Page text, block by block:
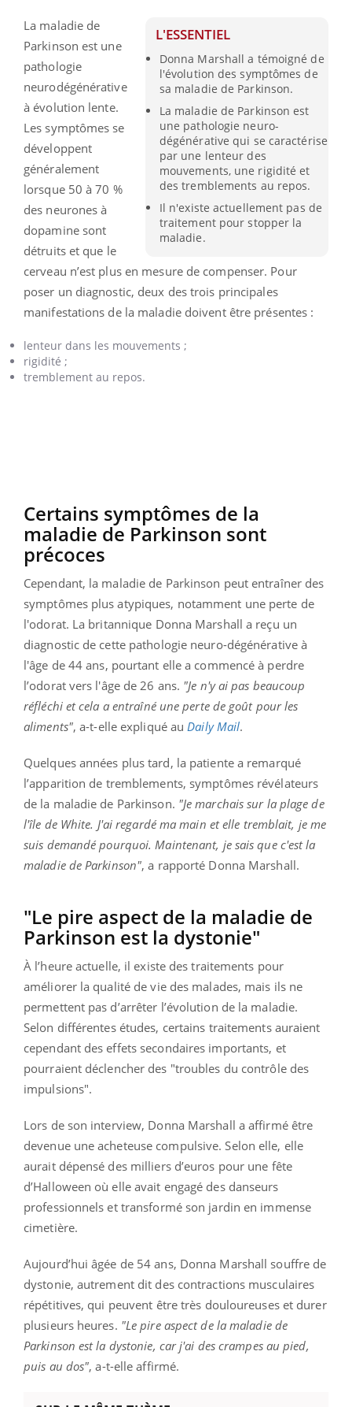
L'ESSENTIEL
Donna Marshall a témoigné de
l'évolution des symptômes de
sa maladie de Parkinson.
La maladie de Parkinson est
une pathologie neuro-
dégénérative qui se caractérise
par une lenteur des
mouvements, une rigidité et
des tremblements au repos.
Il n'existe actuellement pas de
traitement pour stopper la
maladie.
La maladie de
Parkinson est une
pathologie
neurodégénérative
à évolution lente.
Les symptômes se
développent
généralement
lorsque 50 à 70 %
des neurones à
dopamine sont
détruits et que le
cerveau n’est plus en mesure de compenser. Pour
poser un diagnostic, deux des trois principales
manifestations de la maladie doivent être présentes :
lenteur dans les mouvements ;
rigidité ;
tremblement au repos.
Certains symptômes de la
maladie de Parkinson sont
précoces
Cependant, la maladie de Parkinson peut entraîner des
symptômes plus atypiques, notamment une perte de
l'odorat. La britannique Donna Marshall a reçu un
diagnostic de cette pathologie neuro-dégénérative à
l'âge de 44 ans, pourtant elle a commencé à perdre
l’odorat vers l'âge de 26 ans. "Je n'y ai pas beaucoup
réfléchi et cela a entraîné une perte de goût pour les
aliments", a-t-elle expliqué au Daily Mail.
Quelques années plus tard, la patiente a remarqué
l’apparition de tremblements, symptômes révélateurs
de la maladie de Parkinson. "Je marchais sur la plage de
l'île de White. J'ai regardé ma main et elle tremblait, je me
suis demandé pourquoi. Maintenant, je sais que c'est la
maladie de Parkinson", a rapporté Donna Marshall.
"Le pire aspect de la maladie de
Parkinson est la dystonie"
À l’heure actuelle, il existe des traitements pour
améliorer la qualité de vie des malades, mais ils ne
permettent pas d’arrêter l’évolution de la maladie.
Selon différentes études, certains traitements auraient
cependant des effets secondaires importants, et
pourraient déclencher des "troubles du contrôle des
impulsions".
Lors de son interview, Donna Marshall a affirmé être
devenue une acheteuse compulsive. Selon elle, elle
aurait dépensé des milliers d’euros pour une fête
d’Halloween où elle avait engagé des danseurs
professionnels et transformé son jardin en immense
cimetière.
Aujourd’hui âgée de 54 ans, Donna Marshall souffre de
dystonie, autrement dit des contractions musculaires
répétitives, qui peuvent être très douloureuses et durer
plusieurs heures. "Le pire aspect de la maladie de
Parkinson est la dystonie, car j'ai des crampes au pied,
puis au dos", a-t-elle affirmé.